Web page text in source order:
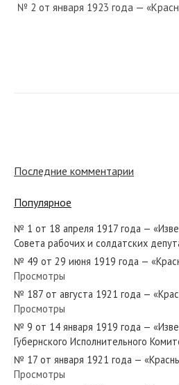
№ 2 от января 1923 года —
№ 253 от декабря 1952 года —
№ 172 от июля 1968 года —
Последние комментарии
Популярное
№ 1 от 18 апреля 1917 года —
Совета рабочих и солдатских
№ 49 от 29 июня 1919 года —
Просмотры
№ 187 от августа 1921 года —
Просмотры
№ 9 от 14 января 1919 года —
Губернского Исполнительного
№ 17 от января 1921 года —
Просмотры